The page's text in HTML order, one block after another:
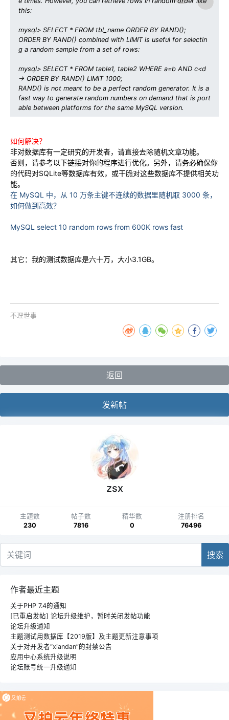
this:
mysql> SELECT * FROM tbl_name ORDER BY RAND();
ORDER BY RAND() combined with LIMIT is useful for selectin
g a random sample from a set of rows:
mysql> SELECT * FROM table1, table2 WHERE a=b AND c<d
-> ORDER BY RAND() LIMIT 1000;
RAND() is not meant to be a perfect random generator. It is a
fast way to generate random numbers on demand that is port
able between platforms for the same MySQL version.
如何解决？
非对数据库有一定研究的开发者，请直接去除随机文章功能。
否则，请参考以下链接对你的程序进行优化。另外，请务必确保你
的代码对SQLite等数据库有效，或干脆对这些数据库不提供相关功
能。
在 MySQL 中，从 10 万条主键不连续的数据里随机取 3000 条，
如何做到高效？
MySQL select 10 random rows from 600K rows fast
其它：我的测试数据库是六十万，大小3.1GB。
不理世事
返回
发新帖
zsx
主题数
230
帖子数
7816
精华数
0
注册排名
76496
搜索
作者最近主题
关于PHP 7.4的通知
[已重启发帖] 论坛升级维护，暂时关闭发帖功能
论坛升级通知
主题测试用数据库【2019版】及主题更新注意事项
关于对开发者“xiandan”的封禁公告
应用中心系统升级说明
论坛账号统一升级通知